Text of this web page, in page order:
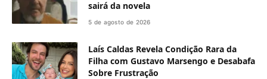
sairá da novela
5 de agosto de 2026
Laís Caldas Revela Condição Rara da
Filha com Gustavo Marsengo e Desabafa
Sobre Frustração